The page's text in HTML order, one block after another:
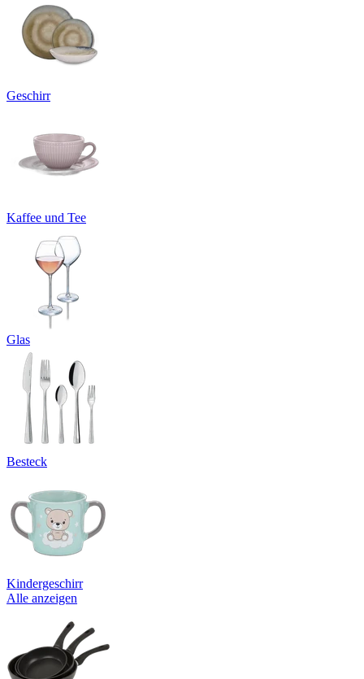
Geschirr
Kaffee und Tee
Glas
Besteck
Kindergeschirr
Alle anzeigen